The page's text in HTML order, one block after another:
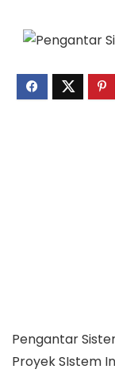
Pengantar
Proyek SIstem